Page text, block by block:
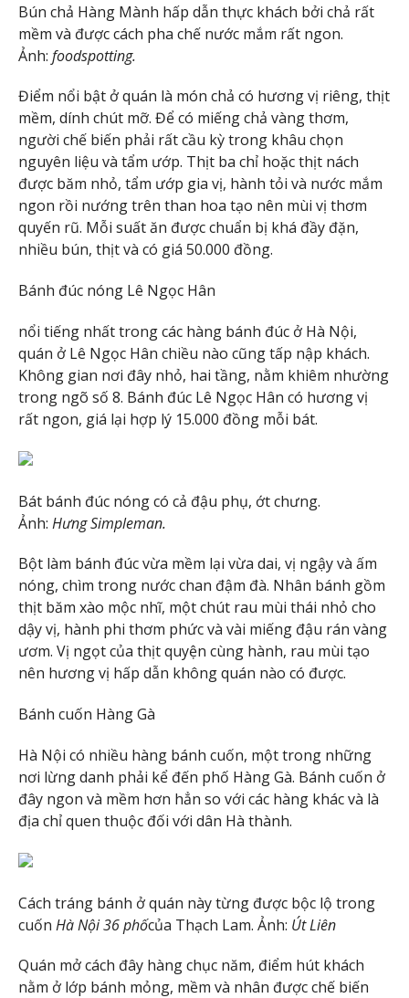
Bún chả Hàng Mành hấp dẫn thực khách bởi chả rất
mềm và được cách pha chế nước mắm rất ngon.
Ảnh: foodspotting.
Điểm nổi bật ở quán là món chả có hương vị riêng, thịt
mềm, dính chút mỡ. Để có miếng chả vàng thơm,
người chế biến phải rất cầu kỳ trong khâu chọn
nguyên liệu và tẩm ướp. Thịt ba chỉ hoặc thịt nách
được băm nhỏ, tẩm ướp gia vị, hành tỏi và nước mắm
ngon rồi nướng trên than hoa tạo nên mùi vị thơm
quyến rũ. Mỗi suất ăn được chuẩn bị khá đầy đặn,
nhiều bún, thịt và có giá 50.000 đồng.
Bánh đúc nóng Lê Ngọc Hân
nổi tiếng nhất trong các hàng bánh đúc ở Hà Nội,
quán ở Lê Ngọc Hân chiều nào cũng tấp nập khách.
Không gian nơi đây nhỏ, hai tầng, nằm khiêm nhường
trong ngõ số 8. Bánh đúc Lê Ngọc Hân có hương vị
rất ngon, giá lại hợp lý 15.000 đồng mỗi bát.
Bát bánh đúc nóng có cả đậu phụ, ớt chưng.
Ảnh: Hưng Simpleman.
Bột làm bánh đúc vừa mềm lại vừa dai, vị ngậy và ấm
nóng, chìm trong nước chan đậm đà. Nhân bánh gồm
thịt băm xào mộc nhĩ, một chút rau mùi thái nhỏ cho
dậy vị, hành phi thơm phức và vài miếng đậu rán vàng
ươm. Vị ngọt của thịt quyện cùng hành, rau mùi tạo
nên hương vị hấp dẫn không quán nào có được.
Bánh cuốn Hàng Gà
Hà Nội có nhiều hàng bánh cuốn, một trong những
nơi lừng danh phải kể đến phố Hàng Gà. Bánh cuốn ở
đây ngon và mềm hơn hẳn so với các hàng khác và là
địa chỉ quen thuộc đối với dân Hà thành.
Cách tráng bánh ở quán này từng được bộc lộ trong
cuốn Hà Nội 36 phốcủa Thạch Lam. Ảnh: Út Liên
Quán mở cách đây hàng chục năm, điểm hút khách
nằm ở lớp bánh mỏng, mềm và nhân được chế biến